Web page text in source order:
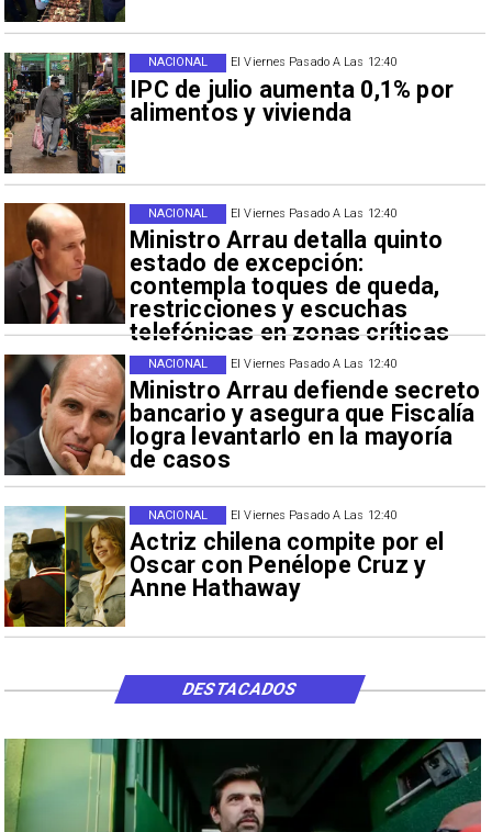
El Viernes Pasado A Las 12:40
IPC de julio aumenta 0,1% por
alimentos y vivienda
NACIONAL
El Viernes Pasado A Las 12:40
Ministro Arrau detalla quinto
estado de excepción:
contempla toques de queda,
restricciones y escuchas
telefónicas en zonas críticas
NACIONAL
El Viernes Pasado A Las 12:40
Ministro Arrau defiende secreto
bancario y asegura que Fiscalía
logra levantarlo en la mayoría
de casos
NACIONAL
El Viernes Pasado A Las 12:40
Actriz chilena compite por el
Oscar con Penélope Cruz y
Anne Hathaway
NACIONAL
DESTACADOS